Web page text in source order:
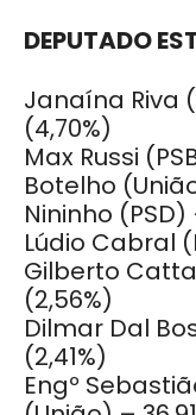
DEPUTADO
Janaína Riva
(4,70%)
Max Russi
Botelho
Nininho (PSD)
Lúdio Cabral
Gilberto
(2,56%)
Dilmar Dal
(2,41%)
Engº